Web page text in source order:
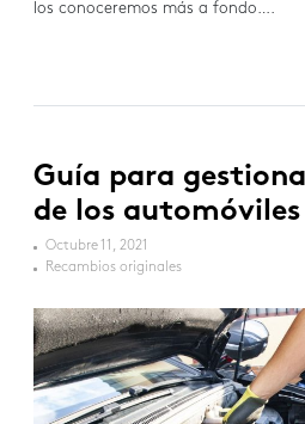
los conoceremos más a fondo….
Guía para
de los automóviles
Octubre 11, 2021
Recambios originales